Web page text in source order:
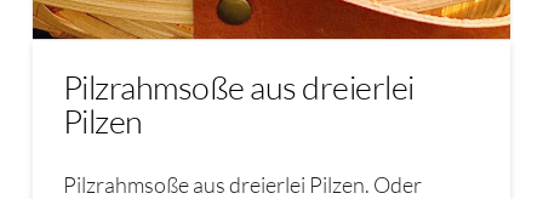
Pilzrahmsoße aus dreierlei
Pilzen
Pilzrahmsoße aus dreierlei Pilzen. Oder